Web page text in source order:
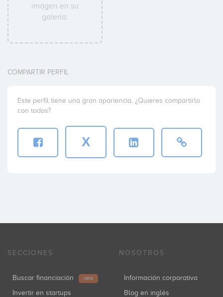
imágen en su
galería.
COMPARTIR PERFIL
Este perfil tiene una gran apariencia. ¿Quieres compartirlo
con todos?
X
SECCIONES
Buscar financiación NEW
Invertir en startups
NOSOTROS
Información corporativa
Blog en inglés